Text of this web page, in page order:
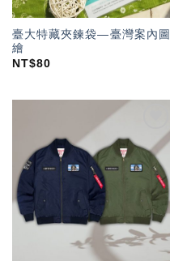
臺大特藏夾鍊袋—臺灣案內圖
繪
NT$80
加入
「願
望輕
單」